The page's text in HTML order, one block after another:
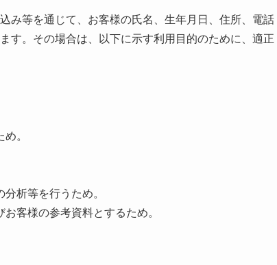
み等を通じて、お客様の氏名、生年月日、住所、電話
す。その場合は、以下に示す利用目的のために、適正
。
析等を行うため。
客様の参考資料とするため。